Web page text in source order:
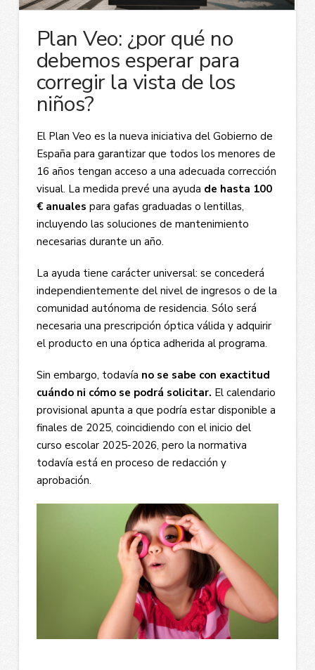
Plan Veo: ¿por qué no
debemos esperar para
corregir la vista de los
niños?
El Plan Veo es la nueva iniciativa del Gobierno de
España para garantizar que todos los menores de
16 años tengan acceso a una adecuada corrección
visual. La medida prevé una ayuda de hasta 100
€ anuales para gafas graduadas o lentillas,
incluyendo las soluciones de mantenimiento
necesarias durante un año.
La ayuda tiene carácter universal: se concederá
independientemente del nivel de ingresos o de la
comunidad autónoma de residencia. Sólo será
necesaria una prescripción óptica válida y adquirir
el producto en una óptica adherida al programa.
Sin embargo, todavía no se sabe con exactitud
cuándo ni cómo se podrá solicitar. El calendario
provisional apunta a que podría estar disponible a
finales de 2025, coincidiendo con el inicio del
curso escolar 2025-2026, pero la normativa
todavía está en proceso de redacción y
aprobación.